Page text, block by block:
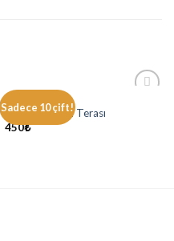
Sadece 10 çift!
Zehra Hanımın Terası
450₺